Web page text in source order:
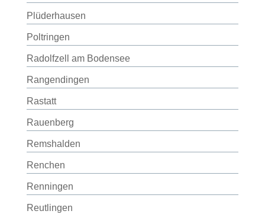
Plüderhausen
Poltringen
Radolfzell am Bodensee
Rangendingen
Rastatt
Rauenberg
Remshalden
Renchen
Renningen
Reutlingen